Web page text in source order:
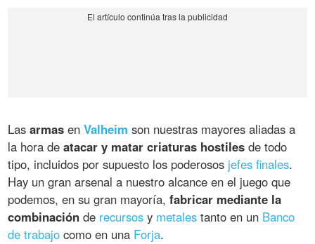
Lasarmas enValheim son nuestras mayores aliadas a
la hora deatacar y matar criaturas hostiles de todo
tipo, incluidos por supuesto los poderosos jefes finales.
Hay un gran arsenal a nuestro alcance en el juego que
podemos, en su gran mayoría,fabricar mediante la
combinación de recursos y metales tanto en un Banco
de trabajo como en una Forja.